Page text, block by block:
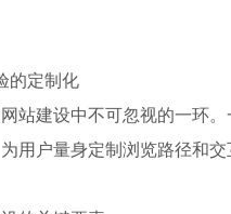
的定制化
站建设中不可忽视的一环
用户量身定制浏览路径和